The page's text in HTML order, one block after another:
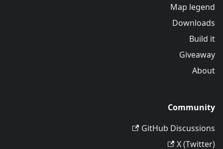
Map legend
Downloads
Build it
Giveaway
About
Community
GitHub Discussions
X (Twitter)